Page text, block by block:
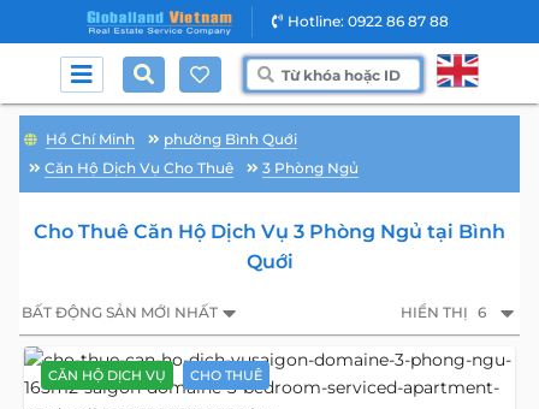
Hotline: 0922 86 87 88
Hồ Chí Minh
phường Bình Quới
Căn Hộ Dịch Vụ Cho Thuê
3 Phòng Ngủ
Cho Thuê Căn Hộ Dịch Vụ 3 Phòng Ngủ tại Bình
Quới
BẤT ĐỘNG SẢN MỚI NHẤT HIỂN THỊ 6
CĂN HỘ DỊCH VỤ CHO THUÊ